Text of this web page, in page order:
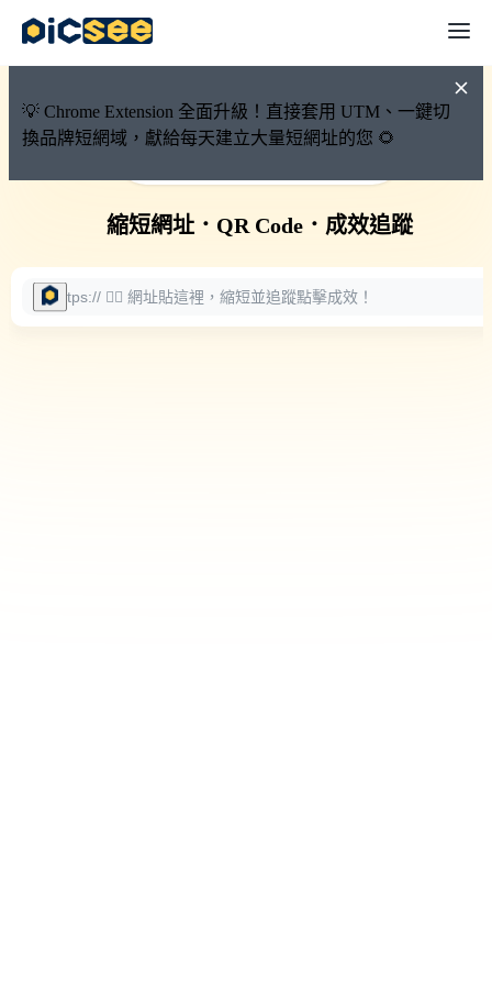
💡 Chrome Extension 全面升級！直接套用 UTM、一鍵切
換品牌短網域，獻給每天建立大量短網址的您 🌻
🚀 PicSee 短網址永久有效
縮短網址． QR Code． 成效追蹤